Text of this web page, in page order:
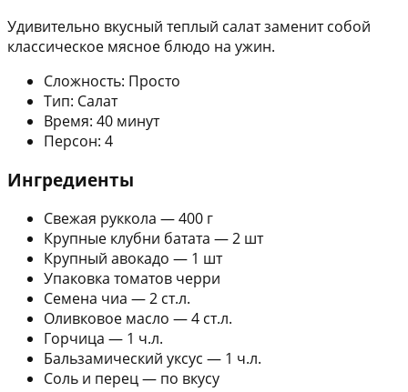
Удивительно вкусный теплый салат заменит собой
классическое мясное блюдо на ужин.
Сложность: Просто
Тип: Салат
Время: 40 минут
Персон: 4
Ингредиенты
Свежая руккола — 400 г
Крупные клубни батата — 2 шт
Крупный авокадо — 1 шт
Упаковка томатов черри
Семена чиа — 2 ст.л.
Оливковое масло — 4 ст.л.
Горчица — 1 ч.л.
Бальзамический уксус — 1 ч.л.
Соль и перец — по вкусу